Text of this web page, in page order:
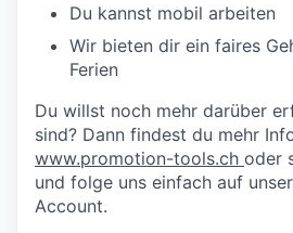
Du kannst mobil arbeiten
Wir bieten dir ein faires
Ferien
Du willst noch mehr darüber
sind? Dann findest du mehr
www.promotion-tools.ch oder
und folge uns einfach auf
Account.